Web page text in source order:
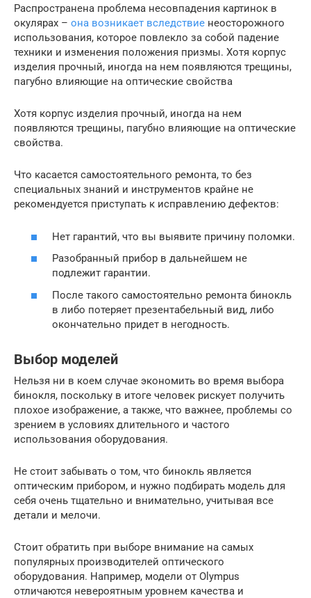
Распространена проблема несовпадения картинок в
окулярах – она возникает вследствие неосторожного
использования, которое повлекло за собой падение
техники и изменения положения призмы. Хотя корпус
изделия прочный, иногда на нем появляются трещины,
пагубно влияющие на оптические свойства
Хотя корпус изделия прочный, иногда на нем
появляются трещины, пагубно влияющие на оптические
свойства.
Что касается самостоятельного ремонта, то без
специальных знаний и инструментов крайне не
рекомендуется приступать к исправлению дефектов:
Нет гарантий, что вы выявите причину поломки.
Разобранный прибор в дальнейшем не
подлежит гарантии.
После такого самостоятельно ремонта бинокль
в либо потеряет презентабельный вид, либо
окончательно придет в негодность.
Выбор моделей
Нельзя ни в коем случае экономить во время выбора
бинокля, поскольку в итоге человек рискует получить
плохое изображение, а также, что важнее, проблемы со
зрением в условиях длительного и частого
использования оборудования.
Не стоит забывать о том, что бинокль является
оптическим прибором, и нужно подбирать модель для
себя очень тщательно и внимательно, учитывая все
детали и мелочи.
Стоит обратить при выборе внимание на самых
популярных производителей оптического
оборудования. Например, модели от Olympus
отличаются невероятным уровнем качества и